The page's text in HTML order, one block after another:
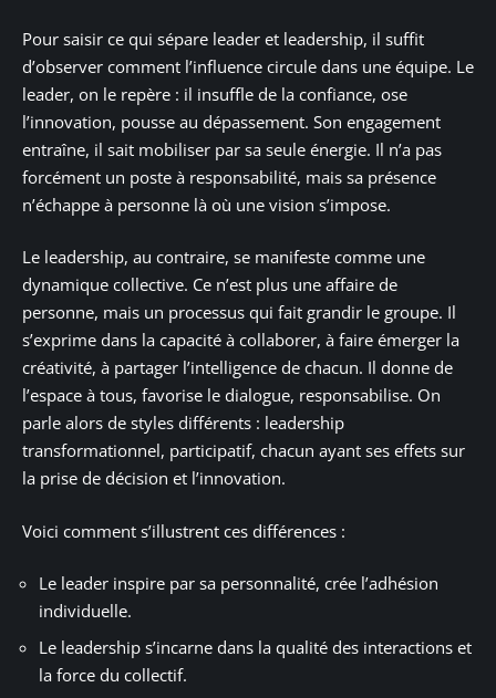
Pour saisir ce qui sépare leader et leadership, il suffit
d’observer comment l’influence circule dans une équipe. Le
leader, on le repère : il insuffle de la confiance, ose
l’innovation, pousse au dépassement. Son engagement
entraîne, il sait mobiliser par sa seule énergie. Il n’a pas
forcément un poste à responsabilité, mais sa présence
n’échappe à personne là où une vision s’impose.
Le leadership, au contraire, se manifeste comme une
dynamique collective. Ce n’est plus une affaire de
personne, mais un processus qui fait grandir le groupe. Il
s’exprime dans la capacité à collaborer, à faire émerger la
créativité, à partager l’intelligence de chacun. Il donne de
l’espace à tous, favorise le dialogue, responsabilise. On
parle alors de styles différents : leadership
transformationnel, participatif, chacun ayant ses effets sur
la prise de décision et l’innovation.
Voici comment s’illustrent ces différences :
Le leader inspire par sa personnalité, crée l’adhésion
individuelle.
Le leadership s’incarne dans la qualité des interactions et
la force du collectif.